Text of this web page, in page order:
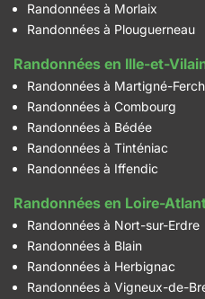
Randonnées à Morlaix
Randonnées à Plouguerneau
Randonnées en Ille-et-
Randonnées à Martigné-
Randonnées à Combourg
Randonnées à Bédée
Randonnées à Tinténiac
Randonnées à Iffendic
Randonnées en Loire-
Randonnées à Nort-sur-Erdre
Randonnées à Blain
Randonnées à Herbignac
Randonnées à Vigneux-de-